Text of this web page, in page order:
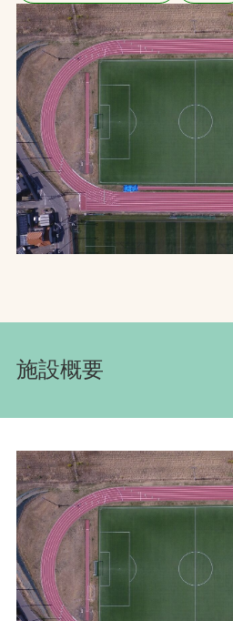
お取引先の皆様へ
プライバシーポリシー
ソーシャルメディアポリシー
InstagramFacebookYouTube
文字の見えづらさや操作に
施設概要